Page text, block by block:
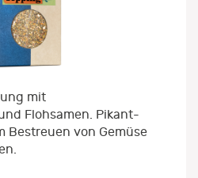
mit
Flohsamen. Pikant-
Bestreuen von Gemüse